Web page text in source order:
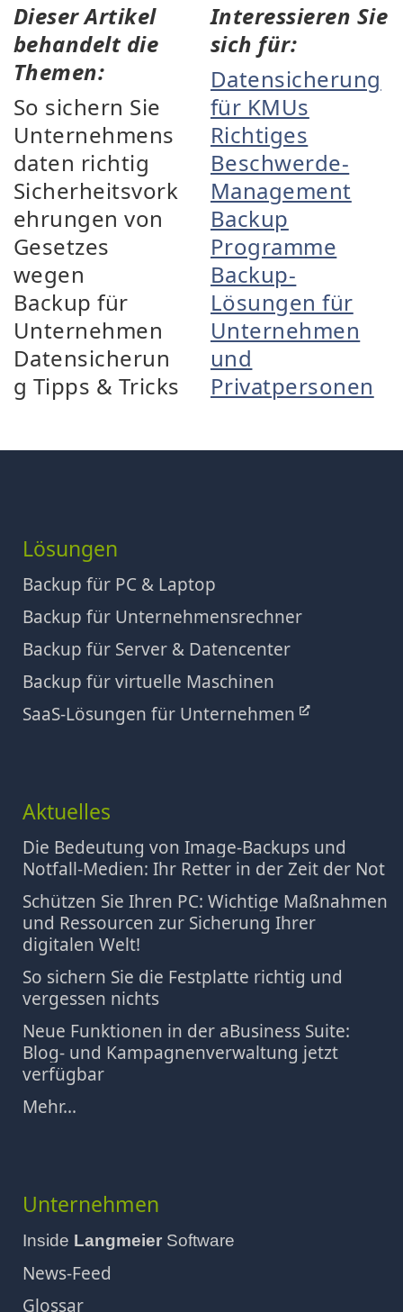
Dieser Artikel
behandelt die
Themen:
So sichern Sie
Unternehmens
daten richtig
Sicherheitsvork
ehrungen von
Gesetzes
wegen
Backup für
Unternehmen
Datensicherun
g Tipps & Tricks
Interessieren Sie
sich für:
Datensicherung
für KMUs
Richtiges
Beschwerde-
Management
Backup
Programme
Backup-
Lösungen für
Unternehmen
und
Privatpersonen
Lösungen
Backup für PC & Laptop
Backup für Unternehmensrechner
Backup für Server & Datencenter
Backup für virtuelle Maschinen
SaaS-Lösungen für Unternehmen
Aktuelles
Die Bedeutung von Image-Backups und
Notfall-Medien: Ihr Retter in der Zeit der Not
Schützen Sie Ihren PC: Wichtige Maßnahmen
und Ressourcen zur Sicherung Ihrer
digitalen Welt!
So sichern Sie die Festplatte richtig und
vergessen nichts
Neue Funktionen in der aBusiness Suite:
Blog- und Kampagnenverwaltung jetzt
verfügbar
Mehr...
Unternehmen
Inside Langmeier Software
News-Feed
Glossar